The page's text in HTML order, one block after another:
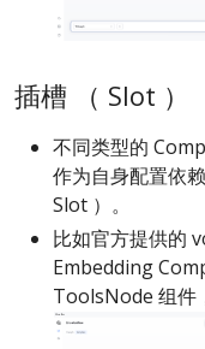
插槽 （ Slot ）
不同类型的
作为自身配置依
Slot ）。
比如官方提供的
Embedding
ToolsNode 组件